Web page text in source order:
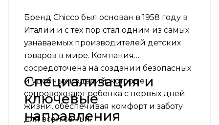
Бренд Chicco был основан в 1958 году в
Италии и с тех пор стал одним из самых
узнаваемых производителей детских
товаров в мире. Компания
сосредоточена на создании безопасных
и удобных изделий, которые
сопровождают ребенка с первых дней
жизни, обеспечивая комфорт и заботу
для всей семьи.
Специализация и
ключевые
направления